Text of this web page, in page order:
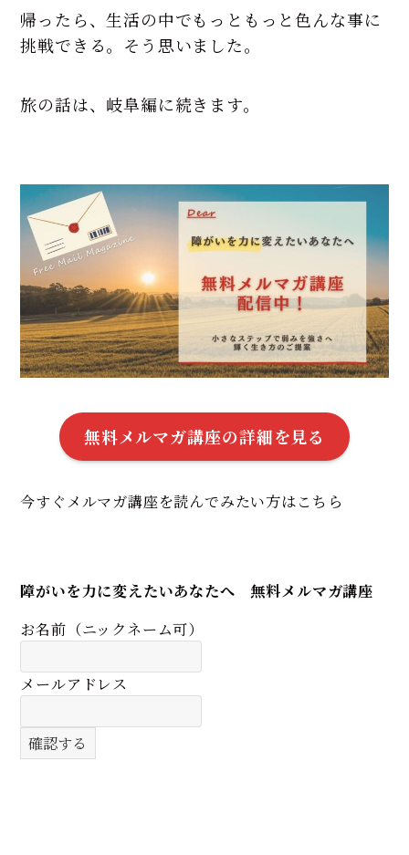
帰ったら、生活の中でもっともっと色んな事に
挑戦できる。そう思いました。
旅の話は、岐阜編に続きます。
無料メルマガ講座の詳細を見る
今すぐメルマガ講座を読んでみたい方はこちら
障がいを力に変えたいあなたへ 無料メルマガ講座
お名前（ニックネーム可）
メールアドレス